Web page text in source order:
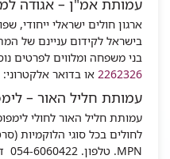
עמותת אמ"ן – אגודה
ארגון חולים ישראלי ייחודי,
בישראל לקידום עניינם של
בני משפחה ומלווים לפרטים
2262326 או בדואר אלקטרוני:
עמותת חליל האור –
עמותת חליל האור לחולי
לחולים בכל סוגי הלוקמיות
MPN. טלפון. 054-6060422 דוא"ל.